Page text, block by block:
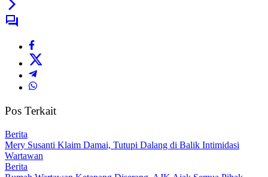
Pos Terkait
Berita
Mery Susanti Klaim Damai, Tutupi Dalang di Balik Intimidasi
Wartawan
Berita